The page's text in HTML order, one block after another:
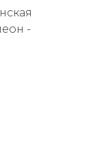
-